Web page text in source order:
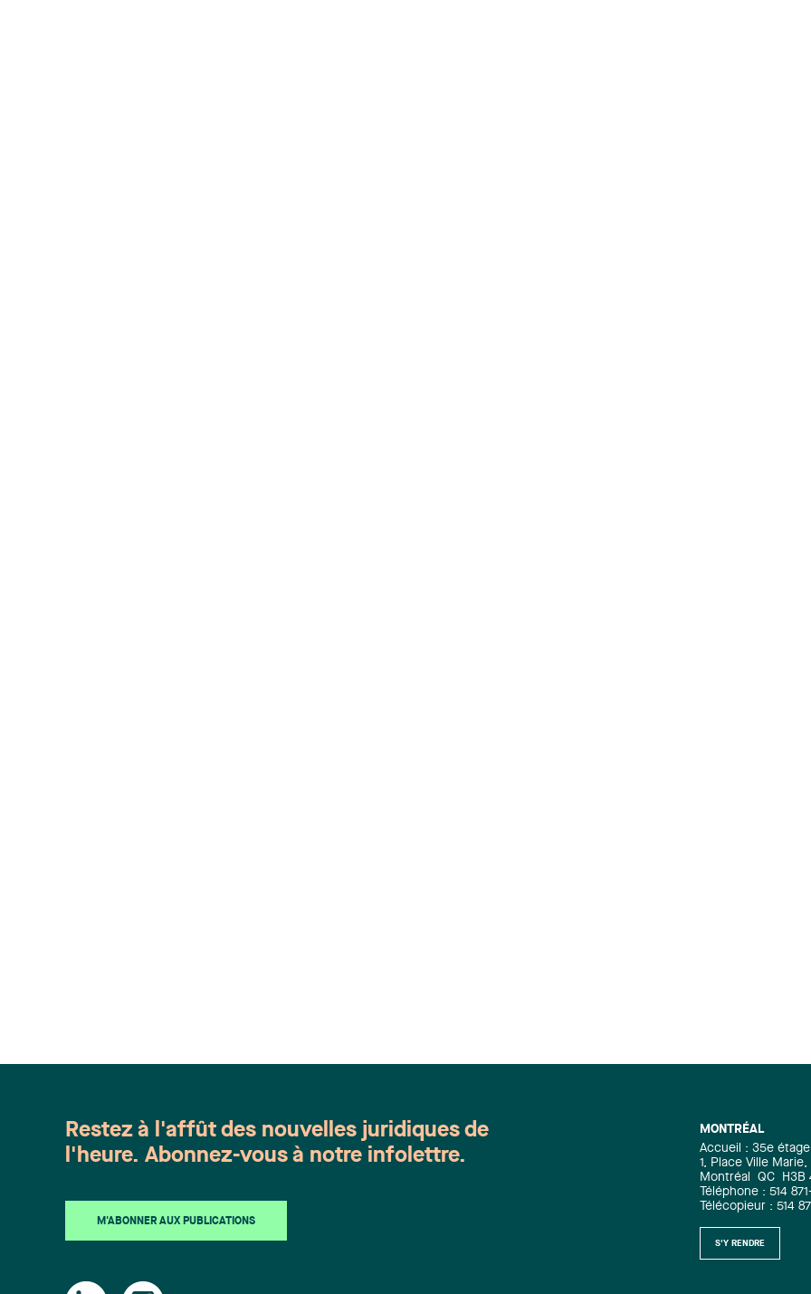
MONTRÉAL
Accueil : 35e étage
1, Place Ville
Montréal
QC
H3B
Téléphone : 514
Télécopieur : 514
S'Y RENDRE
Restez à l'affût des nouvelles juridiques de
l'heure. Abonnez-vous à notre infolettre.
M'ABONNER AUX PUBLICATIONS